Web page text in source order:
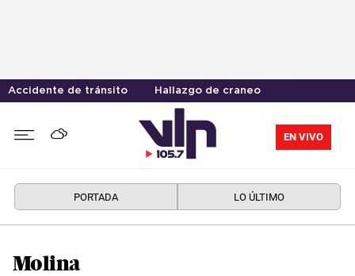
Accidente de tránsito Hallazgo de craneo
EN VIVO
PORTADA LO ÚLTIMO
Molina